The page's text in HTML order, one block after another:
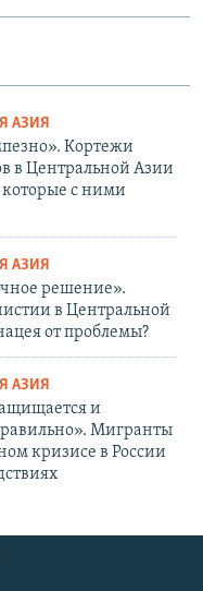
АЗИЯ
Кортежи
в Центральной Азии
которые с ними
АЗИЯ
решение».
в Центральной
от проблемы?
АЗИЯ
и
Мигранты
кризисе в России